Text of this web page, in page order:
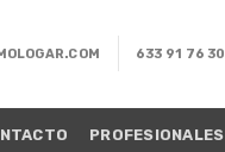
633 91 76 30
PROFESIONALES